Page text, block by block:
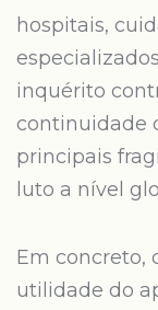
hospitais,
inquérito
continuidade
principais
luto a nível
Em concreto,
utilidade do